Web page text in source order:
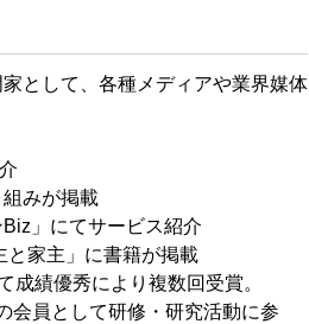
として、各種メディアや業界媒体
組みが掲載
」にてサービス紹介
と家主」に書籍が掲載
成績優秀により複数回受賞。
会員として研修・研究活動に参